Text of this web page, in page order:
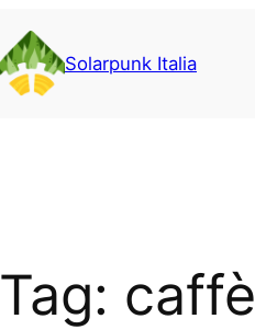
Solarpunk Italia
Tag: caffè